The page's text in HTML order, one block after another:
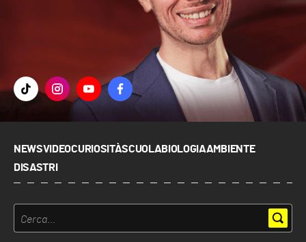
NEWSVIDEOCURIOSITÀSCUOLABIOLOGIAAMBIENTE
DISASTRI